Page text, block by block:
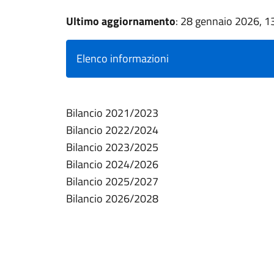
Ultimo aggiornamento: 28 gennaio 2026,
Elenco informazioni
Bilancio 2021/2023
Bilancio 2022/2024
Bilancio 2023/2025
Bilancio 2024/2026
Bilancio 2025/2027
Bilancio 2026/2028